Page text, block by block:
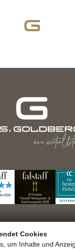
Cookies
um Inhalte und